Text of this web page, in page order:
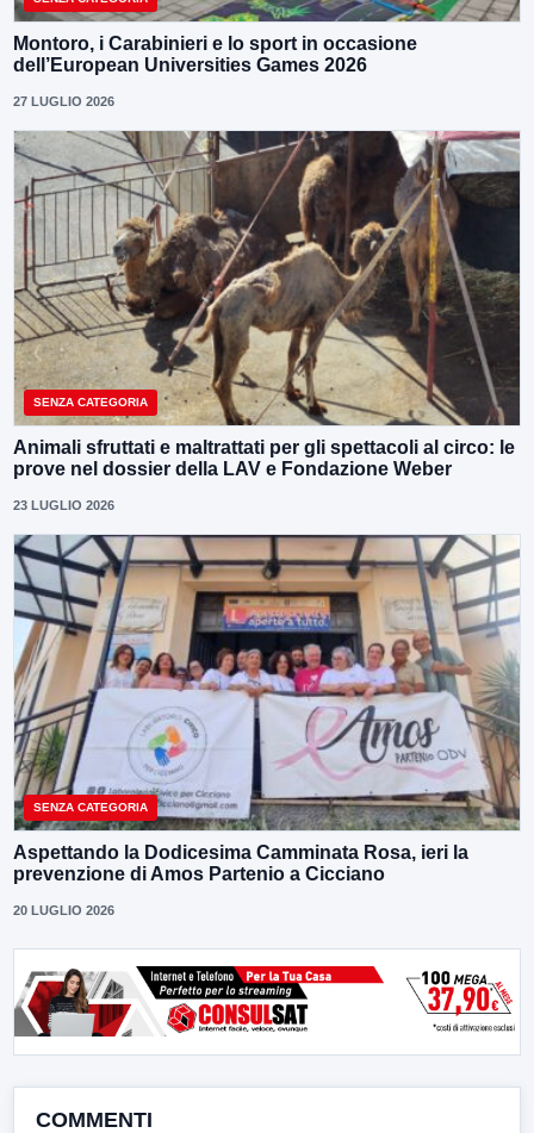
Montoro, i Carabinieri e lo sport in occasione
dell’European Universities Games 2026
27 LUGLIO 2026
SENZA CATEGORIA
Animali sfruttati e maltrattati per gli spettacoli al circo: le
prove nel dossier della LAV e Fondazione Weber
23 LUGLIO 2026
SENZA CATEGORIA
Aspettando la Dodicesima Camminata Rosa, ieri la
prevenzione di Amos Partenio a Cicciano
20 LUGLIO 2026
COMMENTI